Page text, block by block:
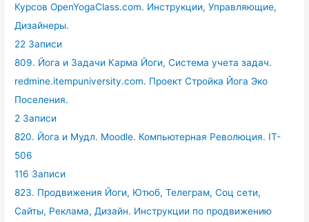
Курсов OpenYogaClass.com. Инструкции, Управляющие,
Дизайнеры.
22 Записи
809. Йога и Задачи Карма Йоги, Система учета задач.
redmine.itempuniversity.com. Проект Стройка Йога Эко
Поселения.
2 Записи
820. Йога и Мудл. Moodle. Компьютерная Революция. IT-
506
116 Записи
823. Продвижения Йоги, Ютюб, Телеграм, Соц сети,
Сайты, Реклама, Дизайн. Инструкции по продвижению